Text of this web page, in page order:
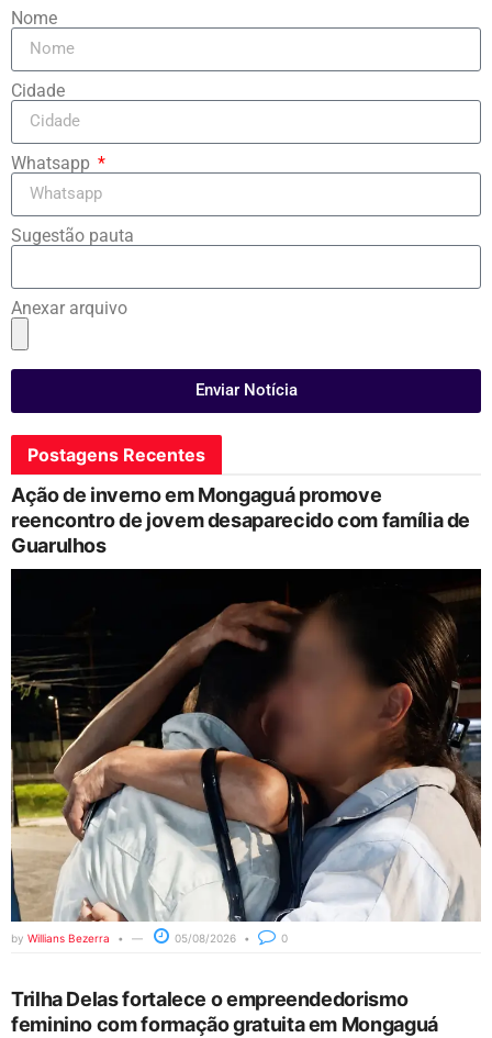
Nome
Cidade
Whatsapp
Sugestão pauta
Anexar arquivo
Enviar Notícia
Postagens Recentes
Ação de inverno em Mongaguá promove
reencontro de jovem desaparecido com família de
Guarulhos
by Willians Bezerra 05/08/2026 0
Trilha Delas fortalece o empreendedorismo
feminino com formação gratuita em Mongaguá